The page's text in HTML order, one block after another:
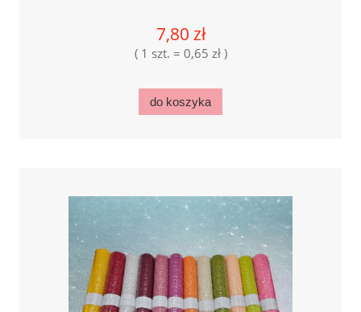
7,80 zł
( 1 szt. = 0,65 zł )
do koszyka